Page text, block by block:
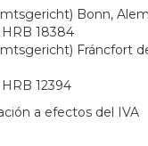
Bonn,
18384
Fráncfort
12394
a efectos del IVA